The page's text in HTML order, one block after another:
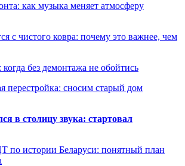
как музыка меняет атмосферу
с чистого ковра: почему это важнее, чем
без демонтажа не обойтись
перестройка: сносим старый дом
в столицу звука: стартовал
по истории Беларуси: понятный план